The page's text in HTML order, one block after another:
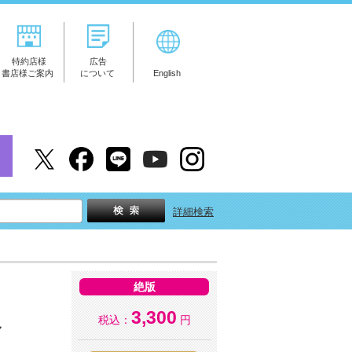
特約店様
書店様ご案内
広告
について
English
詳細検索
絶版
税込： 3,300 円